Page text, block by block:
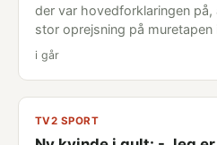
der var hovedforklaringen på,
stor oprejsning på muretapen
i går
TV2 SPORT